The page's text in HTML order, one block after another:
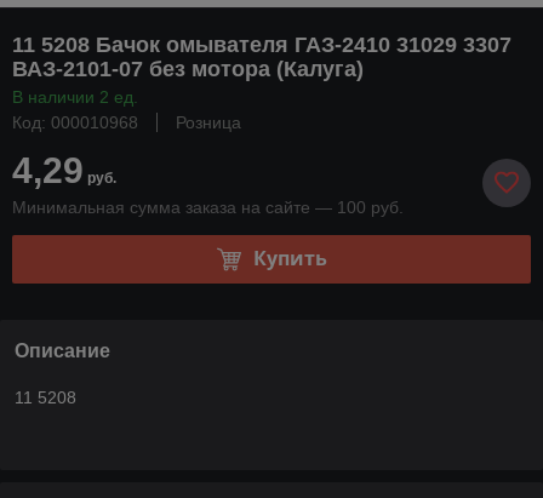
11 5208 Бачок омывателя ГАЗ-2410 31029 3307
ВАЗ-2101-07 без мотора (Калуга)
В наличии 2 ед.
Код: 000010968
Розница
4,29 руб.
Минимальная сумма заказа на сайте — 100 руб.
Купить
Описание
11 5208